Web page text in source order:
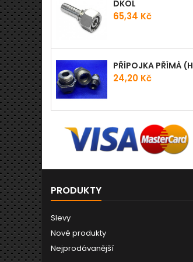
DKOL
Cena
65,34 Kč
Cena
24,20 Kč
PRODUKTY
Slevy
Nové produkty
Nejprodávanější